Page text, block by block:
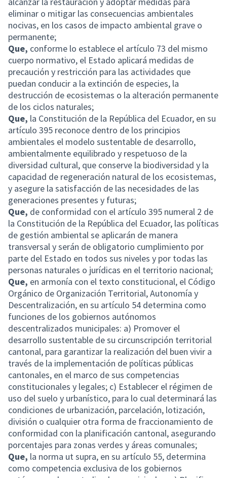
eliminar o mitigar las consecuencias ambientales
nocivas, en los casos de impacto ambiental grave o
permanente;
Que, conforme lo establece el artículo 73 del mismo
cuerpo normativo, el Estado aplicará medidas de
precaución y restricción para las actividades que
puedan conducir a la extinción de especies, la
destrucción de ecosistemas o la alteración permanente
de los ciclos naturales;
Que, la Constitución de la República del Ecuador, en su
artículo 395 reconoce dentro de los principios
ambientales el modelo sustentable de desarrollo,
ambientalmente equilibrado y respetuoso de la
diversidad cultural, que conserve la biodiversidad y la
capacidad de regeneración natural de los ecosistemas,
y asegure la satisfacción de las necesidades de las
generaciones presentes y futuras;
Que, de conformidad con el artículo 395 numeral 2 de
la Constitución de la República del Ecuador, las políticas
de gestión ambiental se aplicarán de manera
transversal y serán de obligatorio cumplimiento por
parte del Estado en todos sus niveles y por todas las
personas naturales o jurídicas en el territorio nacional;
Que, en armonía con el texto constitucional, el Código
Orgánico de Organización Territorial, Autonomía y
Descentralización, en su artículo 54 determina como
funciones de los gobiernos autónomos
descentralizados municipales: a) Promover el
desarrollo sustentable de su circunscripción territorial
cantonal, para garantizar la realización del buen vivir a
través de la implementación de políticas públicas
cantonales, en el marco de sus competencias
constitucionales y legales; c) Establecer el régimen de
uso del suelo y urbanístico, para lo cual determinará las
condiciones de urbanización, parcelación, lotización,
división o cualquier otra forma de fraccionamiento de
conformidad con la planificación cantonal, asegurando
porcentajes para zonas verdes y áreas comunales;
Que, la norma ut supra, en su artículo 55, determina
como competencia exclusiva de los gobiernos